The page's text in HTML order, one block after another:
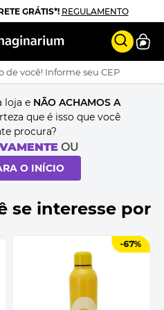
GRÁTIS*! REGULAMENTO
de você! Informe seu CEP
loja e NÃO ACHAMOS A
que é isso que você
procura?
OU
O INÍCIO
se interesse por
-67%